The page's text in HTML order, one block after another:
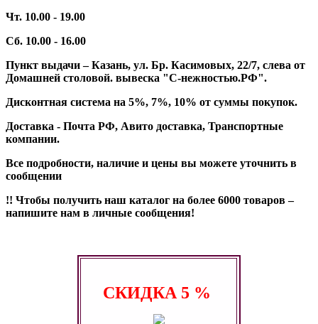
Чт. 10.00 - 19.00
Сб. 10.00 - 16.00
Пункт выдачи – Казань, ул. Бр. Касимовых, 22/7, слева от
Домашней столовой. вывеска "С-нежностью.РФ".
Дисконтная система на 5%, 7%, 10% от суммы покупок.
Доставка - Почта РФ, Авито доставка, Транспортные
компании.
Все подробности, наличие и цены вы можете уточнить в
сообщении
!! Чтобы получить наш каталог на более 6000 товаров –
напишите нам в личные сообщения!
СКИДКА 5 %